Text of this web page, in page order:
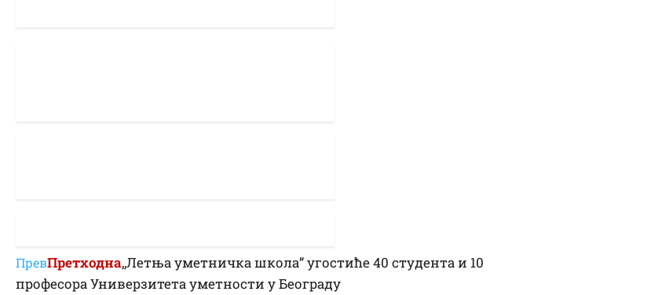
ПревПретходна,,Летња уметничка школа” угостиће 40 студента и 10
професора Универзитета уметности у Београду